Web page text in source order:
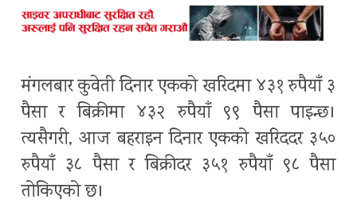
मंगलबार कुवेती दिनार एकको खरिदमा ४३१ रुपैयाँ ३
पैसा र बिक्रीमा ४३२ रुपैयाँ ९९ पैसा पाइन्छ।
त्यसैगरी, आज बहराइन दिनार एकको खरिददर ३५०
रुपैयाँ ३८ पैसा र बिक्रीदर ३५१ रुपैयाँ ९८ पैसा
तोकिएको छ।